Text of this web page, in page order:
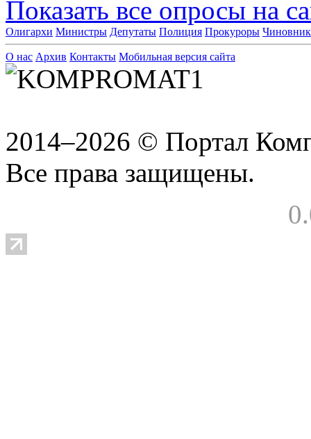
Показать все опросы на
Олигархи Министры Депутаты Полиция Прокуроры
О нас Архив Контакты Мобильная версия сайта
2014–2026 © Портал
Все права защищены.